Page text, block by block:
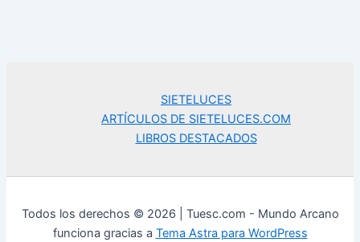
SIETELUCES
ARTÍCULOS DE SIETELUCES.COM
LIBROS DESTACADOS
Todos los derechos © 2026 | Tuesc.com - Mundo Arcano
funciona gracias a Tema Astra para WordPress